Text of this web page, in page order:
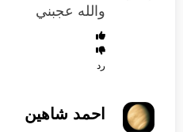
والله عجبني
رد
احمد شاهين